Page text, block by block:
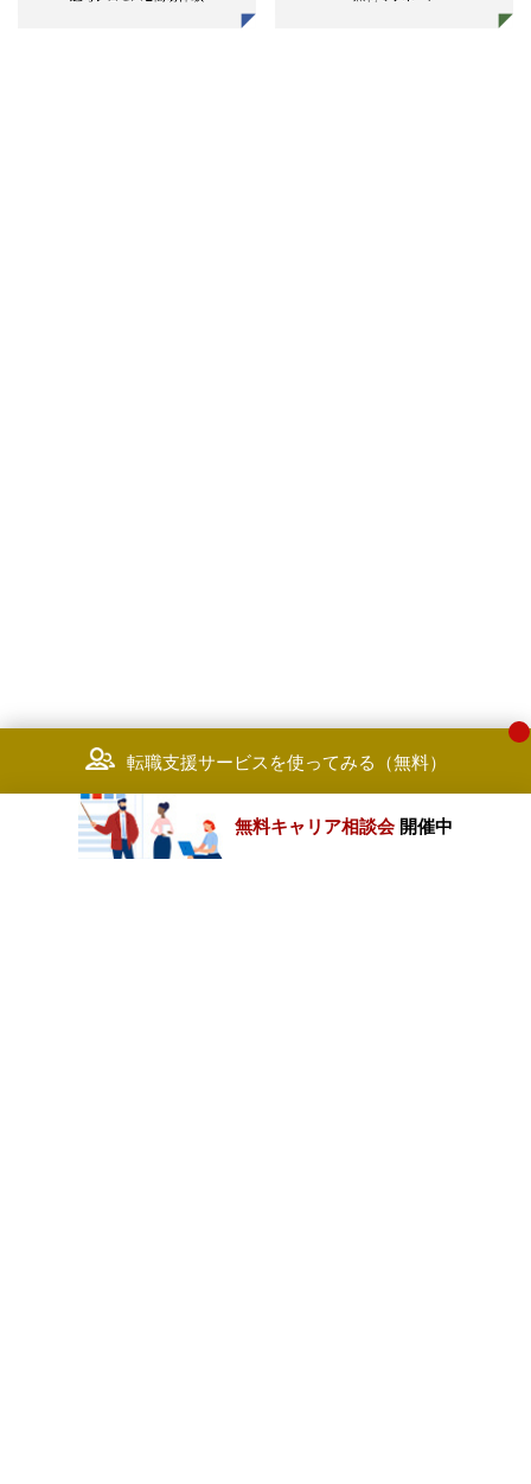
転職支援サービスを使ってみる（無料）
無料キャリア相談会 開催中